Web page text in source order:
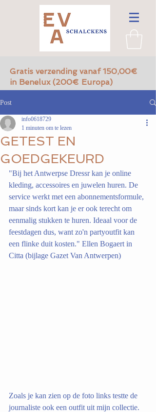
Gratis verzending vanaf 150,00€
in Benelux (200€ Europa)
Post
GETEST EN
GOEDGEKEURD
info0618729
1 minuten om te lezen
"Bij het Antwerpse Dressr kan je online
kleding, accessoires en juwelen huren. De
service werkt met een abonnementsformule,
maar sinds kort kan je er ook terecht om
eenmalig stukken te huren. Ideaal voor de
feestdagen dus, want zo'n partyoutfit kan
een flinke duit kosten." Ellen Bogaert in
Citta (bijlage Gazet Van Antwerpen)
Zoals je kan zien op de foto links testte de
journaliste ook een outfit uit mijn collectie.